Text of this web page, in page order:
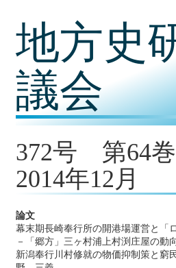
地方史
議会
372号 第64
2014年12月
論文
幕末期長崎奉行所の開港場運営と「
－「郷方」三ヶ村浦上村渕庄屋の
新潟奉行川村修就の物価抑制